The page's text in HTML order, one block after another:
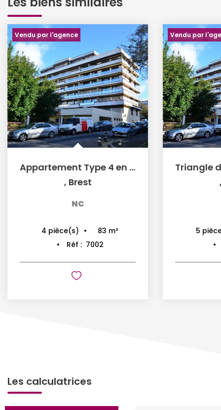
Vendu par l'agence
Appartement Type 4 en plein centre Siam garage et ascenseur
, Brest
NC
4 pièce(s) 83 m²
Réf : 7002
Vendu par
5
Les calculatrices